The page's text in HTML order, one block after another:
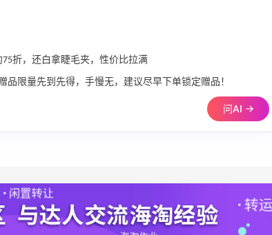
折，还白拿睫毛夹，性价比拉满
赠品限量先到先得，手慢无，建议尽早下单锁定赠品！
问AI →
10天15小时
Mytheresa：折扣区时尚上新热卖 关
享额外9折
2天21小时
Bluemercury：限时大促！入手
Bluemercury